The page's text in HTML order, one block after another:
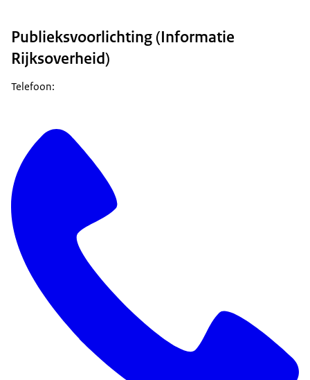
Publieksvoorlichting (Informatie
Rijksoverheid)
Telefoon: